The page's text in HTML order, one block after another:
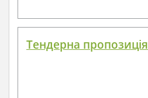
Тендерна пропозиція